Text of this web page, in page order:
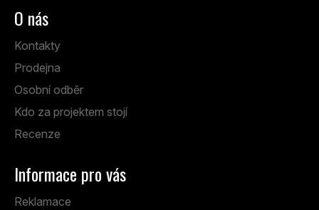
O nás
Kontakty
Prodejna
Osobní odběr
Kdo za projektem stojí
Recenze
Informace pro vás
Reklamace